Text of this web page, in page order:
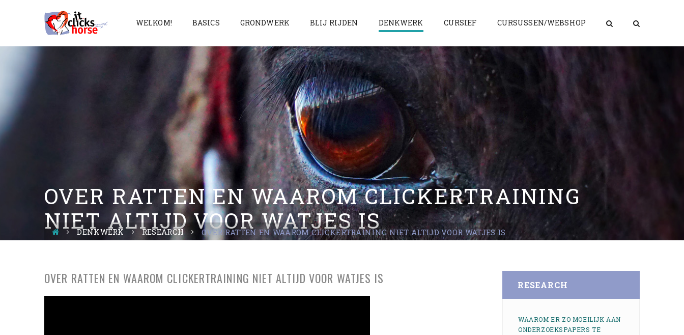
WELKOM! BASICS GRONDWERK BLIJ RIJDEN DENKWERK CURSIEF CURSUSSEN/WEBSHOP
OVER RATTEN EN WAAROM CLICKERTRAINING
NIET ALTIJD VOOR WATJES IS
DENKWERK RESEARCH OVER RATTEN EN WAAROM CLICKERTRAINING NIET ALTIJD VOOR WATJES IS
OVER RATTEN EN WAAROM CLICKERTRAINING NIET ALTIJD VOOR WATJES IS RESEARCH
WAAROM ER ZO MOEILIJK AAN
ONDERZOEKSPAPERS TE